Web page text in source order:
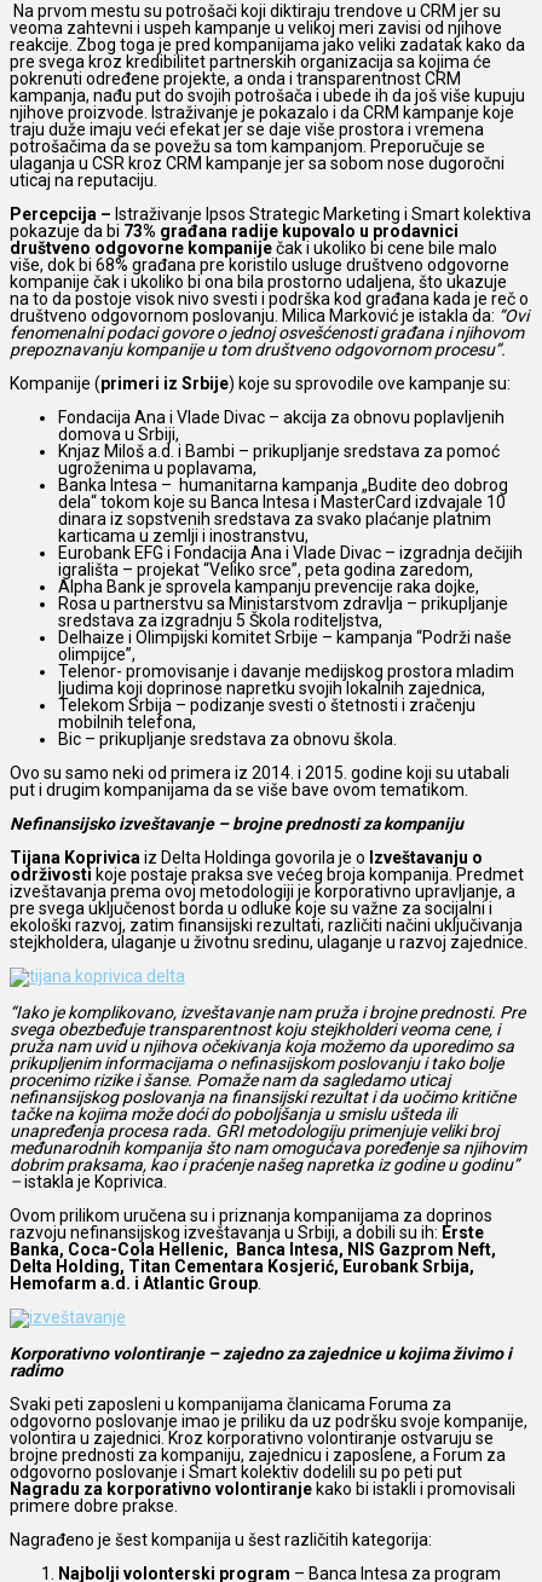
Na prvom mestu su potrošači koji diktiraju trendove u CRM jer su
veoma zahtevni i uspeh kampanje u velikoj meri zavisi od njihove
reakcije. Zbog toga je pred kompanijama jako veliki zadatak kako da
pre svega kroz kredibilitet partnerskih organizacija sa kojima će
pokrenuti određene projekte, a onda i transparentnost CRM
kampanja, nađu put do svojih potrošača i ubede ih da još više kupuju
njihove proizvode. Istraživanje je pokazalo i da CRM kampanje koje
traju duže imaju veći efekat jer se daje više prostora i vremena
potrošačima da se povežu sa tom kampanjom. Preporučuje se
ulaganja u CSR kroz CRM kampanje jer sa sobom nose dugoročni
uticaj na reputaciju.
Percepcija – Istraživanje Ipsos Strategic Marketing i Smart kolektiva
pokazuje da bi 73% građana radije kupovalo u prodavnici
društveno odgovorne kompaniječak i ukoliko bi cene bile malo
više, dok bi 68% građana pre koristilo usluge društveno odgovorne
kompanije čak i ukoliko bi ona bila prostorno udaljena, što ukazuje
na to da postoje visok nivo svesti i podrška kod građana kada je reč o
društveno odgovornom poslovanju. Milica Marković je istakla da: “Ovi
fenomenalni podaci govore o jednoj osvešćenosti građana i njihovom
prepoznavanju kompanije u tom društveno odgovornom procesu”.
Kompanije (primeri iz Srbije) koje su sprovodile ove kampanje su:
Fondacija Ana i Vlade Divac – akcija za obnovu poplavljenih
domova u Srbiji,
Knjaz Miloš a.d. i Bambi – prikupljanje sredstava za pomoć
ugroženima u poplavama,
Banka Intesa – humanitarna kampanja „Budite deo dobrog
dela“ tokom koje su Banca Intesa i MasterCard izdvajale 10
dinara iz sopstvenih sredstava za svako plaćanje platnim
karticama u zemlji i inostranstvu,
Eurobank EFG i Fondacija Ana i Vlade Divac – izgradnja dečijih
igrališta – projekat “Veliko srce”, peta godina zaredom,
Alpha Bank je sprovela kampanju prevencije raka dojke,
Rosa u partnerstvu sa Ministarstvom zdravlja – prikupljanje
sredstava za izgradnju 5 Škola roditeljstva,
Delhaize i Olimpijski komitet Srbije – kampanja “Podrži naše
olimpijce”,
Telenor- promovisanje i davanje medijskog prostora mladim
ljudima koji doprinose napretku svojih lokalnih zajednica,
Telekom Srbija – podizanje svesti o štetnosti i zračenju
mobilnih telefona,
Bic – prikupljanje sredstava za obnovu škola.
Ovo su samo neki od primera iz 2014. i 2015. godine koji su utabali
put i drugim kompanijama da se više bave ovom tematikom.
Nefinansijsko izveštavanje – brojne prednosti za kompaniju
Tijana Koprivica iz Delta Holdinga govorila je o Izveštavanju o
održivosti koje postaje praksa sve većeg broja kompanija. Predmet
izveštavanja prema ovoj metodologiji je korporativno upravljanje, a
pre svega uključenost borda u odluke koje su važne za socijalni i
ekološki razvoj, zatim finansijski rezultati, različiti načini uključivanja
stejkholdera, ulaganje u životnu sredinu, ulaganje u razvoj zajednice.
“Iako je komplikovano, izveštavanje nam pruža i brojne prednosti. Pre
svega obezbeđuje transparentnost koju stejkholderi veoma cene, i
pruža nam uvid u njihova očekivanja koja možemo da uporedimo sa
prikupljenim informacijama o nefinasijskom poslovanju i tako bolje
procenimo rizike i šanse. Pomaže nam da sagledamo uticaj
nefinansijskog poslovanja na finansijski rezultat i da uočimo kritične
tačke na kojima može doći do poboljšanja u smislu ušteda ili
unapređenja procesa rada. GRI metodologiju primenjuje veliki broj
međunarodnih kompanija što nam omogućava poređenje sa njihovim
dobrim praksama, kao i praćenje našeg napretka iz godine u godinu”
–istakla je Koprivica.
Ovom prilikom uručena su i priznanja kompanijama za doprinos
razvoju nefinansijskog izveštavanja u Srbiji, a dobili su ih: Erste
Banka, Coca-Cola Hellenic, Banca Intesa, NIS Gazprom Neft,
Delta Holding, Titan Cementara Kosjerić, Eurobank Srbija,
Hemofarm a.d. i Atlantic Group
Korporativno volontiranje – zajedno za zajednice u kojima živimo i
radimo
Svaki peti zaposleni u kompanijama članicama Foruma za
odgovorno poslovanje imao je priliku da uz podršku svoje kompanije,
volontira u zajednici. Kroz korporativno volontiranje ostvaruju se
brojne prednosti za kompaniju, zajednicu i zaposlene, a Forum za
odgovorno poslovanje i Smart kolektiv dodelili su po peti put
Nagradu za korporativno volontiranje kako bi istakli i promovisali
primere dobre prakse.
Nagrađeno je šest kompanija u šest različitih kategorija:
Najbolji volonterski program – Banca Intesa za program